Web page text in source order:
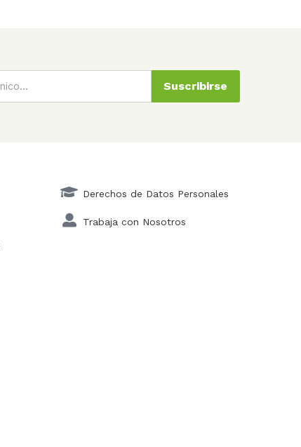
Suscribirse
Derechos de Datos Personales
Trabaja con Nosotros